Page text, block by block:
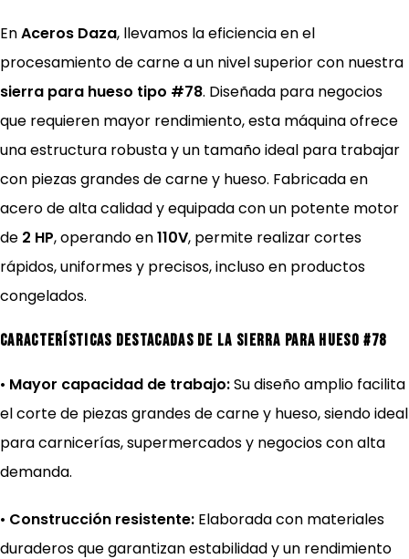
EnAceros Daza, llevamos la eficiencia en el
procesamiento de carne a un nivel superior con nuestra
sierra para hueso tipo #78. Diseñada para negocios
que requieren mayor rendimiento, esta máquina ofrece
una estructura robusta y un tamaño ideal para trabajar
con piezas grandes de carne y hueso. Fabricada en
acero de alta calidad y equipada con un potente motor
de 2 HP, operando en110V, permite realizar cortes
rápidos, uniformes y precisos, incluso en productos
congelados.
Características destacadas de la Sierra para Hueso #78
• Mayor capacidad de trabajo:Su diseño amplio facilita
el corte de piezas grandes de carne y hueso, siendo ideal
para carnicerías, supermercados y negocios con alta
demanda.
• Construcción resistente: Elaborada con materiales
duraderos que garantizan estabilidad y un rendimiento